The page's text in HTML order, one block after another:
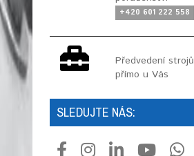
+420 601 222 558
Předvedení strojů
přímo u Vás
SLEDUJTE NÁS: